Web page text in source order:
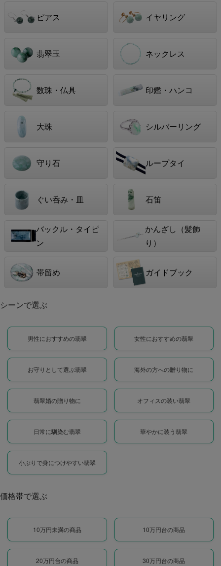
ピアス イヤリング
翡翠玉 ネックレス
数珠・仏具 印鑑・ハンコ
大珠 シルバーリング
守り石 ループタイ
ぐい呑み・皿 石笛
バックル・タイピ
ン
かんざし（髪飾
り）
帯留め ガイドブック
シーンで選ぶ
男性におすすめの翡翠 女性におすすめの翡翠
お守りとして選ぶ翡翠 海外の方への贈り物に
翡翠婚の贈り物に オフィスの装い翡翠
日常に馴染む翡翠 華やかに装う翡翠
小ぶりで身につけやすい翡翠
価格帯で選ぶ
10万円未満の商品 10万円台の商品
20万円台の商品 30万円台の商品